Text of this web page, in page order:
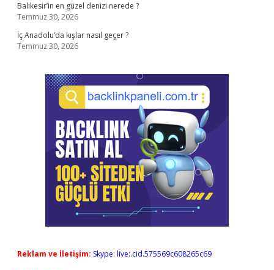
Balıkesir’in en güzel denizi nerede ?
Temmuz 30, 2026
İç Anadolu’da kışlar nasıl geçer ?
Temmuz 30, 2026
Reklam ve İletişim: Skype: live:.cid.575569c608265c69